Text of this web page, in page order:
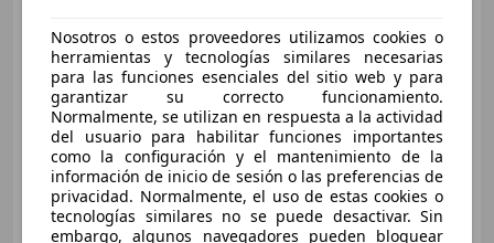
€ 9.690 1
Súperoferta
06/2016 204.000 km Diésel 85 kW (116 CV)
RUTA 66
ES-28891 VELILLA DE SAN ANTONIO
Nosotros o estos proveedores utilizamos cookies o
herramientas y tecnologías similares necesarias
para las funciones esenciales del sitio web y para
garantizar su correcto funcionamiento.
Normalmente, se utilizan en respuesta a la actividad
del usuario para habilitar funciones importantes
como la configuración y el mantenimiento de la
información de inicio de sesión o las preferencias de
privacidad. Normalmente, el uso de estas cookies o
tecnologías similares no se puede desactivar. Sin
embargo, algunos navegadores pueden bloquear